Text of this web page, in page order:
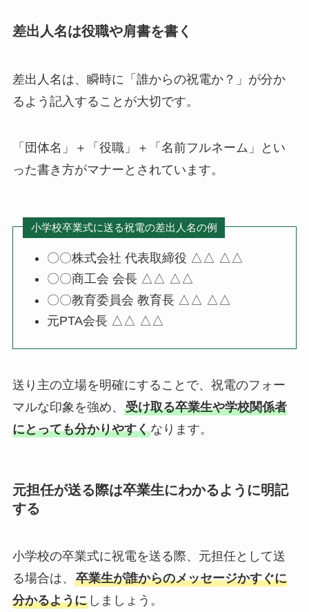
差出人名は役職や肩書を書く
差出人名は、瞬時に「誰からの祝電か？」が分か
るよう記入することが大切です。
「団体名」＋「役職」＋「名前フルネーム」とい
った書き方がマナーとされています。
小学校卒業式に送る祝電の差出人名の例
〇〇株式会社 代表取締役 △△ △△
〇〇商工会 会長 △△ △△
〇〇教育委員会 教育長 △△ △△
元PTA会長 △△ △△
送り主の立場を明確にすることで、祝電のフォー
マルな印象を強め、 受け取る卒業生や学校関係者
にとっても分かりやすくなります。
元担任が送る際は卒業生にわかるように明記
する
小学校の卒業式に祝電を送る際、元担任として送
る場合は、 卒業生が誰からのメッセージかすぐに
分かるようにしましょう。